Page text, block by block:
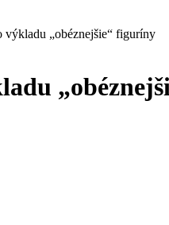
„obéznejšie“ figuríny